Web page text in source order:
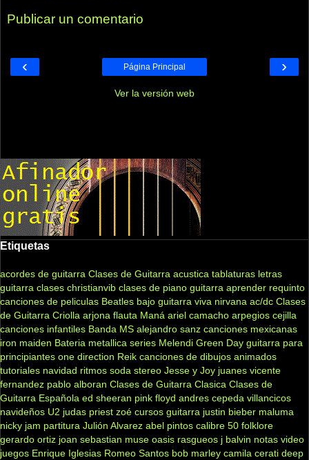
Publicar un comentario
‹ ›
Página Principal
Ver la versión web
Etiquetas
acordes de guitarra Clases de Guitarra acustica tablaturas letras
guitarra clases christianvib clases de piano guitarra aprender requinto
canciones de peliculas Beatles bajo guitarra viva nirvana ac/dc Clases
de Guitarra Criolla arjona flauta Maná ariel camacho arpegios cejilla
canciones infantiles Banda MS alejandro sanz canciones mexicanas
iron maiden Bateria metallica series Melendi Green Day guitarra para
principiantes one direction Reik canciones de dibujos animados
tutoriales navidad ritmos soda stereo Jesse y Joy juanes vicente
fernandez pablo alboran Clases de Guitarra Clasica Clases de
Guitarra Española ed sheeran pink floyd andres cepeda villancicos
navideños U2 judas priest zoé cursos guitarra justin bieber maluma
nicky jam partitura Julión Alvarez abel pintos calibre 50 folklore
gerardo ortiz joan sebastian muse oasis rasgueos j balvin notas video
juegos Enrique Iglesias Romeo Santos bob marley camila cerati deep